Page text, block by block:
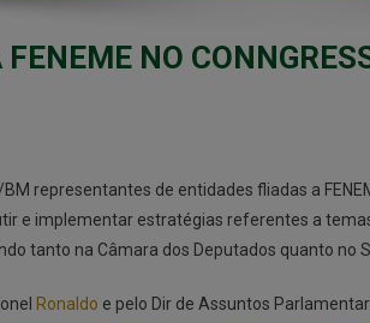
NO
representantes de entidades fliadas a
e implementar estratégias referentes a
tanto na Câmara dos Deputados quanto no
Ronaldo e pelo Dir de Assuntos